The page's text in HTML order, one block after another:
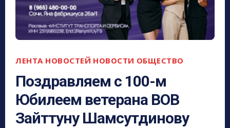
ЛЕНТА НОВОСТЕЙ НОВОСТИ ОБЩЕСТВО
Поздравляем с 100-м
Юбилеем ветерана ВОВ
Зайттуну Шамсутдинову